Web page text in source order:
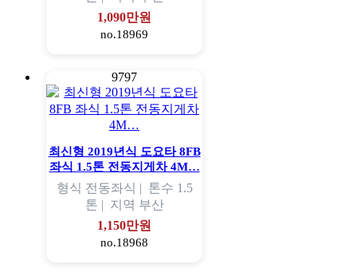
1,090만원
no.18969
9797
최신형 2019년식 도요타 8FB
좌식 1.5톤 전동지게차 4M…
형식 전동좌식 | 톤수 1.5
톤 | 지역 부산
1,150만원
no.18968